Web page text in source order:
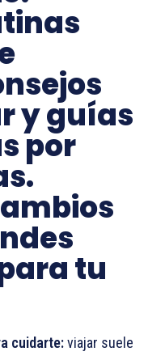
y guías
por
tu
cuidarte:viajar suele